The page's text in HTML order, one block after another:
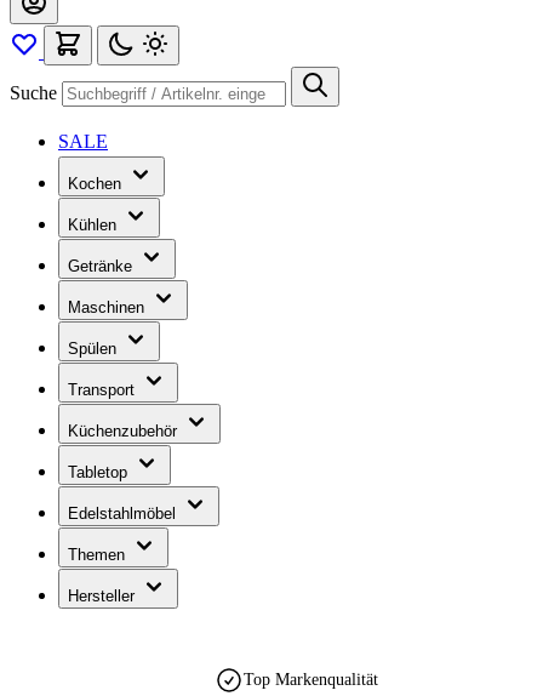
Suche
SALE
Kochen
Kühlen
Getränke
Maschinen
Spülen
Transport
Küchenzubehör
Tabletop
Edelstahlmöbel
Themen
Hersteller
Top Markenqualität